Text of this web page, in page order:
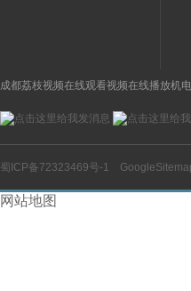
成都荔枝视频在线观看视频在线播放机
蜀ICP备72323469号-1
网站地图